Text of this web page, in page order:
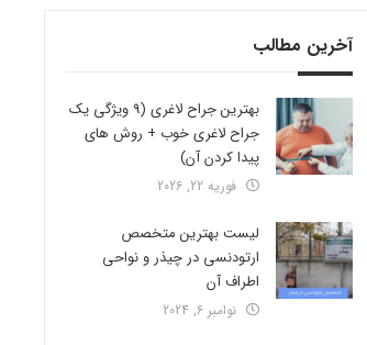
آخرین مطالب
بهترین جراح لاغری (9 ویژگی یک
جراح لاغری خوب + روش های
پیدا کردن آن)
فوریه 22, 2026
لیست بهترین متخصص
ارتودنسی در چیذر و نواحی
اطراف آن
نوامبر 6, 2024